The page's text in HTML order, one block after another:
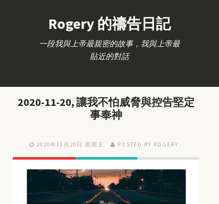
Rogery 的禱告日記
一段我與上帝最親密的故事，我與上帝最
貼近的對話
2020-11-20, 讓我不怕威脅與控告堅定
事奉神
2020年11月20日 星期五 POSTED BY ROGERY